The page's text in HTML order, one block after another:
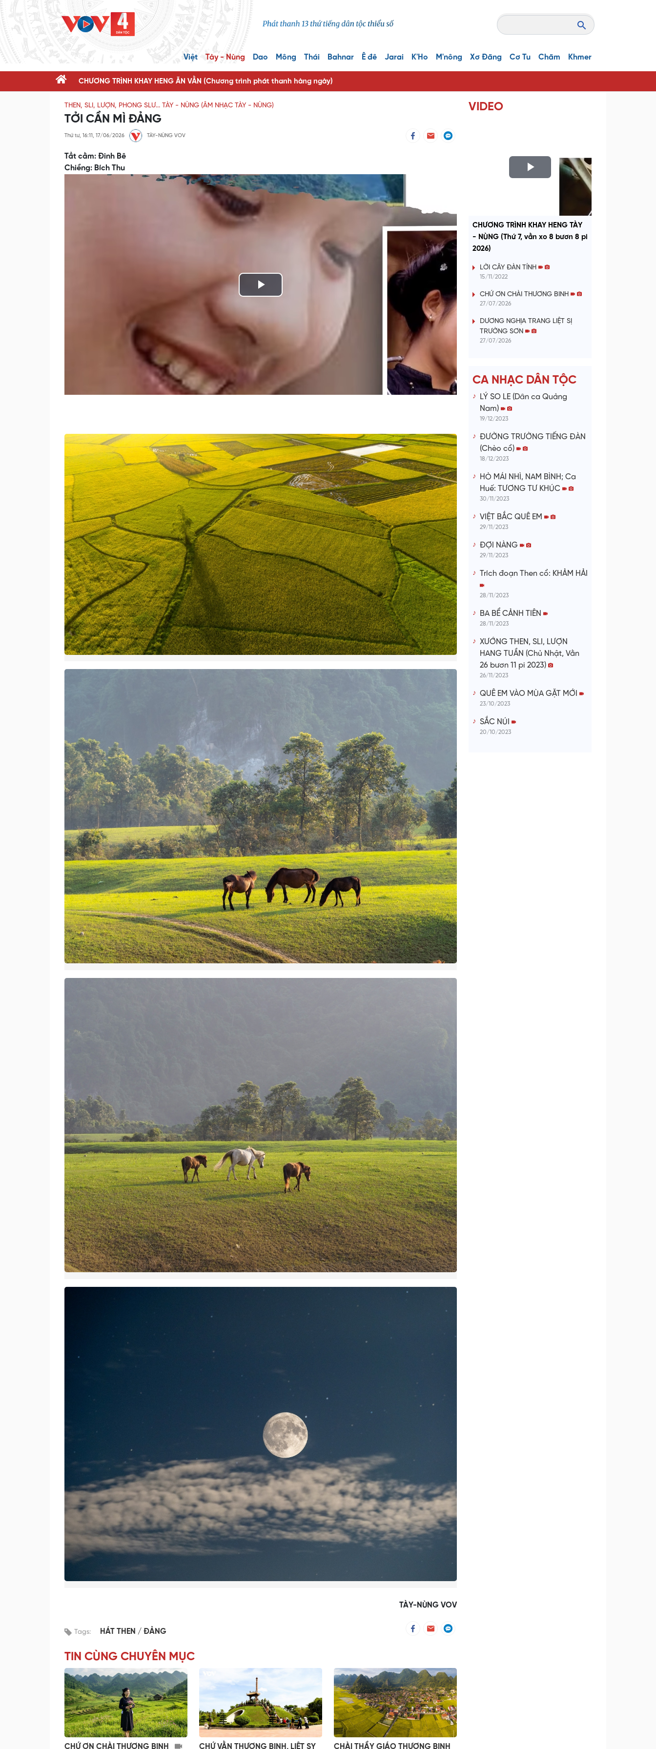
Việt Tày - Nùng Dao Mông Thái Bahnar Ê đê Jarai K'Ho M'nông Xơ Đăng Cơ Tu Chăm Khmer
CHƯƠNG TRÌNH KHAY HENG ĂN VẰN (Chương trình phát thanh hàng ngày)
THEN, SLI, LƯỢN, PHONG SLƯ... TÀY - NÙNG (ÂM NHẠC TÀY - NÙNG)
TỞI CẦN MÌ ĐẢNG
Thứ tư, 16:11, 17/06/2026 TÀY-NÙNG VOV
Tẳt cằm: Đinh Bê
Chiềng: Bích Thu
Play
Video
TÀY-NÙNG VOV
Tags: HÁT THEN ĐẢNG
TIN CÙNG CHUYÊN MỤC
CHỨ ƠN CHÀI THƯƠNG BINH CHỨ VẰN THƯƠNG BINH, LIỆT SỴ CHÀI THẦY GIÁO THƯƠNG BINH
VIDEO
P
a
y
V
i
e
CHƯƠNG TRÌNH KHAY HENG TÀY
- NÙNG (Thứ 7, vằn xo 8 bươn 8 pi
2026)
LỜI CÂY ĐÀN TÍNH
15/11/2022
CHỨ ƠN CHÀI THƯƠNG BINH
27/07/2026
DƯƠNG NGHỊA TRANG LIỆT SỊ
TRƯỜNG SƠN
27/07/2026
CA NHẠC DÂN TỘC
LÝ SO LE (Dân ca Quảng
Nam)
19/12/2023
ĐƯỜNG TRƯỜNG TIẾNG ĐÀN
(Chèo cổ)
18/12/2023
HÒ MÁI NHÌ, NAM BÌNH; Ca
Huế: TƯƠNG TƯ KHÚC
30/11/2023
VIỆT BẮC QUÊ EM
29/11/2023
ĐỢI NÀNG
29/11/2023
Trích đoạn Then cổ: KHẢM HẢI
28/11/2023
BA BỂ CẢNH TIÊN
28/11/2023
XƯỚNG THEN, SLI, LƯỢN
HANG TUẦN (Chủ Nhật, Vằn
26 bươn 11 pi 2023)
26/11/2023
QUÊ EM VÀO MÙA GẶT MỚI
23/10/2023
SẮC NÚI
20/10/2023